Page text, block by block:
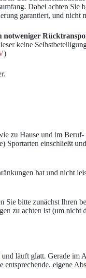
Dabei achten Sie
garantiert, und nicht
notweniger
keine
)
zu Hause und im
Sportarten einschließt
hat und nicht
bitte zunächst Ihren
zu achten ist (um nicht
läuft glatt. Gerade im
entsprechende, eigene